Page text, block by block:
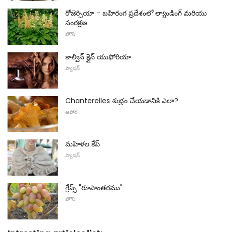
రోజెర్సియా - బహిరంగ ప్రదేశంలో ల్యాండింగ్ మరియు
సంరక్షణ
హౌస్
కాల్విన్ క్లైన్ యుఫోరియా
ఫ్యాషన్
Chanterelles శుభ్రం చేయడానికి ఎలా?
ఆహార
మహిళల కేప్
ఫ్యాషన్
గ్రేప్స్ "రూపాంతరము"
హౌస్